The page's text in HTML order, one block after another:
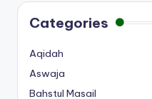
Categories
Aqidah
Aswaja
Bahstul Masail